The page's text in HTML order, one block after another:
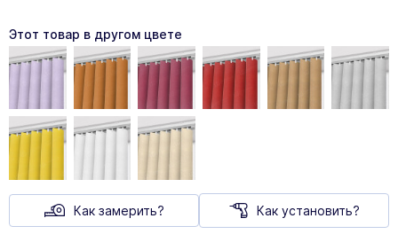
Этот товар в другом цвете
Как замерить? Как установить?